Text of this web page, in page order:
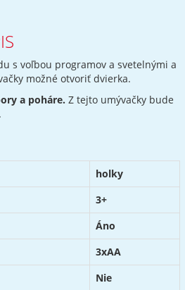
s voľbou programov a svetelnými a
možné otvoriť dvierka.
a poháre. Z tejto umývačky bude
holky
3+
Áno
3xAA
Nie